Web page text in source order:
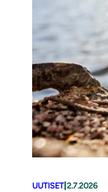
UUTISET| 2.7.2026